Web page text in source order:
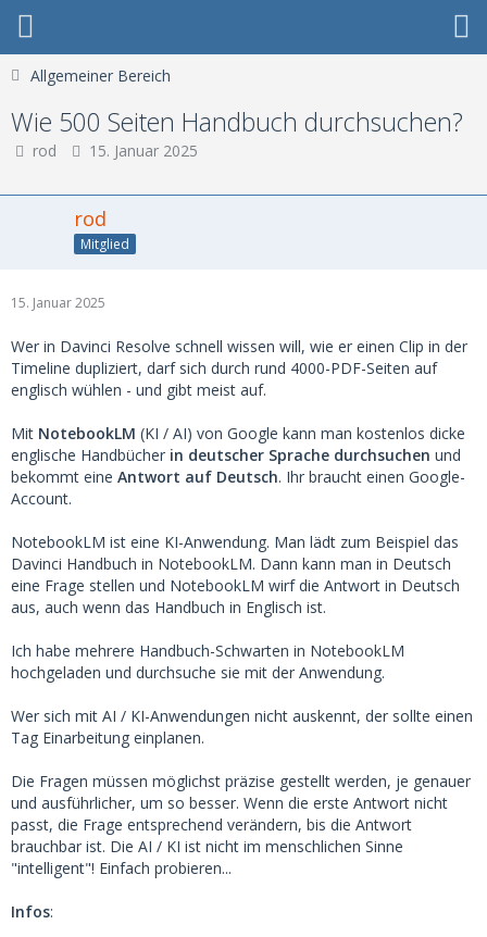
Allgemeiner Bereich
Wie 500 Seiten Handbuch durchsuchen?
rod 15. Januar 2025
rod
Mitglied
15. Januar 2025
Wer in Davinci Resolve schnell wissen will, wie er einen Clip in der
Timeline dupliziert, darf sich durch rund 4000-PDF-Seiten auf
englisch wühlen - und gibt meist auf.
Mit NotebookLM (KI / AI) von Google kann man kostenlos dicke
englische Handbücher in deutscher Sprache durchsuchen und
bekommt eine Antwort auf Deutsch. Ihr braucht einen Google-
Account.
NotebookLM ist eine KI-Anwendung. Man lädt zum Beispiel das
Davinci Handbuch in NotebookLM. Dann kann man in Deutsch
eine Frage stellen und NotebookLM wirf die Antwort in Deutsch
aus, auch wenn das Handbuch in Englisch ist.
Ich habe mehrere Handbuch-Schwarten in NotebookLM
hochgeladen und durchsuche sie mit der Anwendung.
Wer sich mit AI / KI-Anwendungen nicht auskennt, der sollte einen
Tag Einarbeitung einplanen.
Die Fragen müssen möglichst präzise gestellt werden, je genauer
und ausführlicher, um so besser. Wenn die erste Antwort nicht
passt, die Frage entsprechend verändern, bis die Antwort
brauchbar ist. Die AI / KI ist nicht im menschlichen Sinne
"intelligent"! Einfach probieren...
Infos: